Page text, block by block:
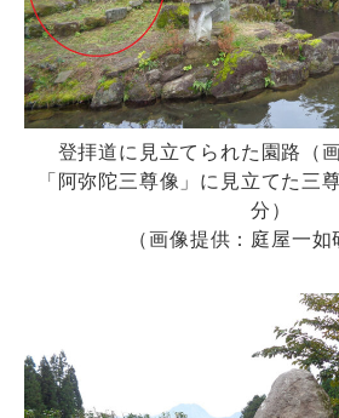
登拝道に見立てられた園路（
「阿弥陀三尊像」に見立てた三
分）
（画像提供：庭屋一如